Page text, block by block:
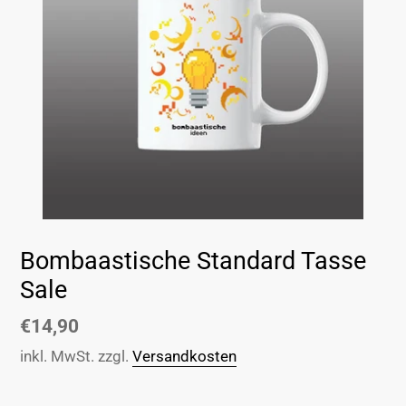
Bombaastische Standard Tasse
Sale
Normaler
Preis
€14,90
inkl. MwSt. zzgl. Versandkosten